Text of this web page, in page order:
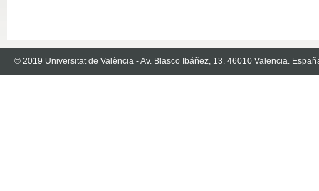
© 2019 Universitat de València - Av. Blasco Ibáñez, 13. 46010 Valencia.